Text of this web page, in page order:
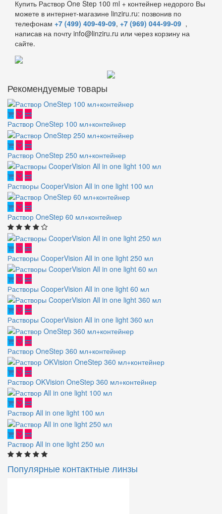
Купить Раствор One Step 100 ml + контейнер недорого Вы
можете в интернет-магазине linziru.ru: позвонив по
телефонам +7 (499) 409-49-09, +7 (969) 044-99-09 ,
написав на почту info@linziru.ru или через корзину на
сайте.
Рекомендуемые товары
Раствор OneStep 100 мл+контейнер
Раствор OneStep 250 мл+контейнер
Растворы CooperVision All in one light 100 мл
Раствор OneStep 60 мл+контейнер
Растворы CooperVision All in one light 250 мл
Растворы CooperVision All in one light 60 мл
Растворы CooperVision All in one light 360 мл
Раствор OneStep 360 мл+контейнер
Раствор OKVision OneStep 360 мл+контейнер
Раствор All in one light 100 мл
Раствор All in one light 250 мл
Популярные контактные линзы